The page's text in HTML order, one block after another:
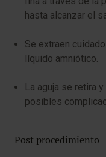
hasta alcanzar el
Se extraen
líquido amniótico.
La aguja se retira
posibles
Post procedimiento